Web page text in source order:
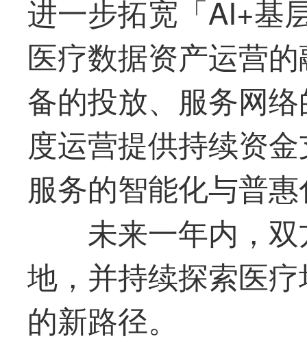
进一步拓宽「AI+基
医疗数据资产运营
备的投放、服务网
度运营提供持续资
服务的智能化与普
未来一年内，
地，并持续探索医
的新路径。